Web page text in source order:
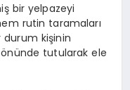
bir yelpazeyi
rutin taramaları
durum kişinin
tutularak ele